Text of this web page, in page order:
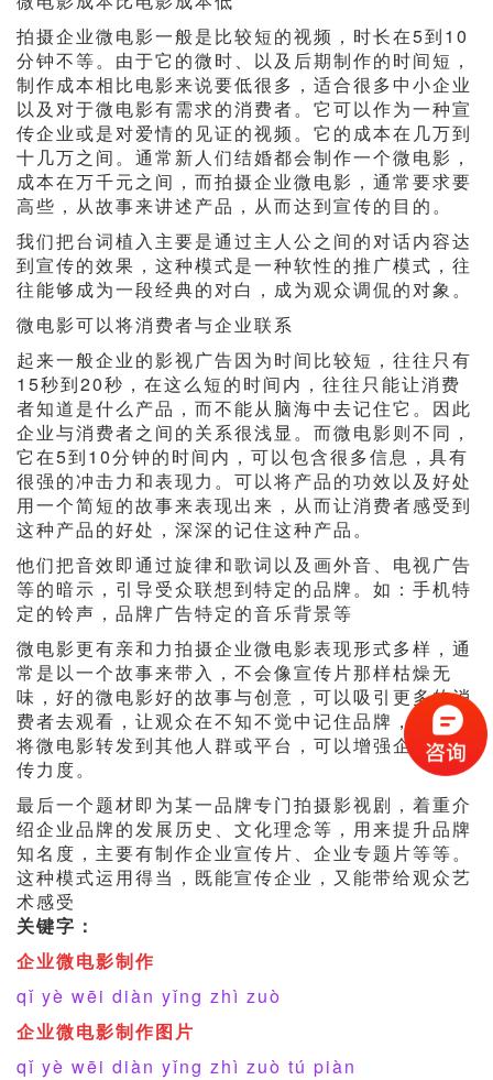
拍摄企业微电影一般是比较短的视频，时长在5到10
分钟不等。由于它的微时、以及后期制作的时间短，
制作成本相比电影来说要低很多，适合很多中小企业
以及对于微电影有需求的消费者。它可以作为一种宣
传企业或是对爱情的见证的视频。它的成本在几万到
十几万之间。通常新人们结婚都会制作一个微电影，
成本在万千元之间，而拍摄企业微电影，通常要求要
高些，从故事来讲述产品，从而达到宣传的目的。
我们把台词植入主要是通过主人公之间的对话内容达
到宣传的效果，这种模式是一种软性的推广模式，往
往能够成为一段经典的对白，成为观众调侃的对象。
微电影可以将消费者与企业联系
起来一般企业的影视广告因为时间比较短，往往只有
15秒到20秒，在这么短的时间内，往往只能让消费
者知道是什么产品，而不能从脑海中去记住它。因此
企业与消费者之间的关系很浅显。而微电影则不同，
它在5到10分钟的时间内，可以包含很多信息，具有
很强的冲击力和表现力。可以将产品的功效以及好处
用一个简短的故事来表现出来，从而让消费者感受到
这种产品的好处，深深的记住这种产品。
他们把音效即通过旋律和歌词以及画外音、电视广告
等的暗示，引导受众联想到特定的品牌。如：手机特
定的铃声，品牌广告特定的音乐背景等
微电影更有亲和力拍摄企业微电影表现形式多样，通
常是以一个故事来带入，不会像宣传片那样枯燥无
味，好的微电影好的故事与创意，可以吸引更多的消
费者去观看，让观众在不知不觉中记住品牌，并且会
将微电影转发到其他人群或平台，可以增强企业的宣
传力度。
最后一个题材即为某一品牌专门拍摄影视剧，着重介
绍企业品牌的发展历史、文化理念等，用来提升品牌
知名度，主要有制作企业宣传片、企业专题片等等。
这种模式运用得当，既能宣传企业，又能带给观众艺
术感受
关键字：
企业微电影制作
qǐ yè wēi diàn yǐng zhì zuò
企业微电影制作图片
qǐ yè wēi diàn yǐng zhì zuò tú piàn